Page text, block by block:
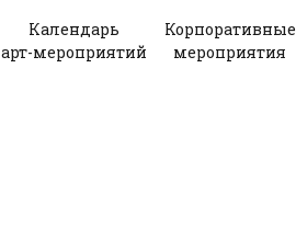
Календарь
арт-мероприятий
Корпоративные
мероприятия